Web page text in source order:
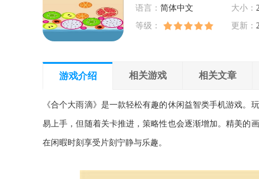
语言： 简体中文 大小：
等级：
更新：
游戏介绍 相关游戏 相关文章
《合个大雨滴》是一款轻松有趣的休闲益智类手机游戏
易上手，但随着关卡推进，策略性也会逐渐增加。精美的
在闲暇时刻享受片刻宁静与乐趣。